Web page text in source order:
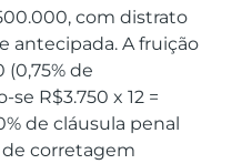
com distrato
antecipada. A fruição
(0,75% de
R$3.750 x 12 =
de cláusula penal
de corretagem